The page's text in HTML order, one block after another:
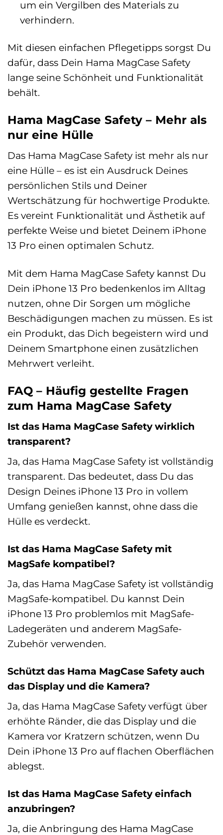
um ein Vergilben des Materials zu
verhindern.
Mit diesen einfachen Pflegetipps sorgst Du
dafür, dass Dein Hama MagCase Safety
lange seine Schönheit und Funktionalität
behält.
Hama MagCase Safety – Mehr als
nur eine Hülle
Das Hama MagCase Safety ist mehr als nur
eine Hülle – es ist ein Ausdruck Deines
persönlichen Stils und Deiner
Wertschätzung für hochwertige Produkte.
Es vereint Funktionalität und Ästhetik auf
perfekte Weise und bietet Deinem iPhone
13 Pro einen optimalen Schutz.
Mit dem Hama MagCase Safety kannst Du
Dein iPhone 13 Pro bedenkenlos im Alltag
nutzen, ohne Dir Sorgen um mögliche
Beschädigungen machen zu müssen. Es ist
ein Produkt, das Dich begeistern wird und
Deinem Smartphone einen zusätzlichen
Mehrwert verleiht.
FAQ – Häufig gestellte Fragen
zum Hama MagCase Safety
Ist das Hama MagCase Safety wirklich
transparent?
Ja, das Hama MagCase Safety ist vollständig
transparent. Das bedeutet, dass Du das
Design Deines iPhone 13 Pro in vollem
Umfang genießen kannst, ohne dass die
Hülle es verdeckt.
Ist das Hama MagCase Safety mit
MagSafe kompatibel?
Ja, das Hama MagCase Safety ist vollständig
MagSafe-kompatibel. Du kannst Dein
iPhone 13 Pro problemlos mit MagSafe-
Ladegeräten und anderem MagSafe-
Zubehör verwenden.
Schützt das Hama MagCase Safety auch
das Display und die Kamera?
Ja, das Hama MagCase Safety verfügt über
erhöhte Ränder, die das Display und die
Kamera vor Kratzern schützen, wenn Du
Dein iPhone 13 Pro auf flachen Oberflächen
ablegst.
Ist das Hama MagCase Safety einfach
anzubringen?
Ja, die Anbringung des Hama MagCase